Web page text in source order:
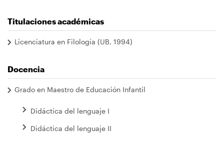
Titulaciones académicas
Licenciatura en Filología (UB, 1994)
Docencia
Grado en Maestro de Educación Infantil
Didáctica del lenguaje I
Didáctica del lenguaje II